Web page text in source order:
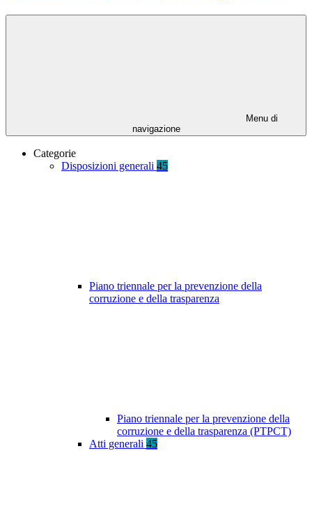
Menu di
navigazione
Categorie
Disposizioni generali 45
Piano triennale per la prevenzione della
corruzione e della trasparenza
Piano triennale per la prevenzione della
corruzione e della trasparenza (PTPCT)
Atti generali 45